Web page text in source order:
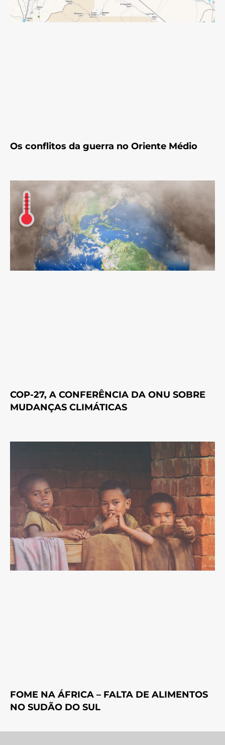
Os conflitos da guerra no Oriente Médio
COP-27, A CONFERÊNCIA DA ONU SOBRE
MUDANÇAS CLIMÁTICAS
FOME NA ÁFRICA – FALTA DE ALIMENTOS
NO SUDÃO DO SUL